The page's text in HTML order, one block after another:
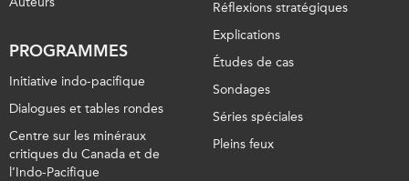
PROGRAMMES
Initiative indo-pacifique
Dialogues et tables rondes
Centre sur les minéraux
critiques du Canada et de
l’Indo-Pacifique
Réflexions stratégiques
Explications
Études de cas
Sondages
Séries spéciales
Pleins feux